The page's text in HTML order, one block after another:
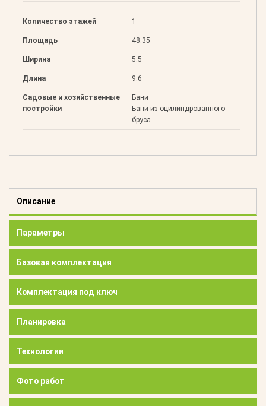
Количество этажей 1
Площадь 48.35
Ширина 5.5
Длина 9.6
Садовые и хозяйственные
постройки
Бани
Бани из оцилиндрованного
бруса
Описание
Параметры
Базовая комплектация
Комплектация под ключ
Планировка
Технологии
Фото работ